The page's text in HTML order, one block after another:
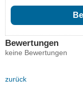
Bewertungen
keine Bewertungen
zurück